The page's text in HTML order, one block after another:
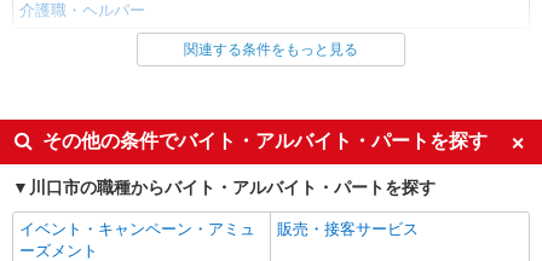
介護職・ヘルパー
同じ雇用形態から川口駅の求人を探す
同じ特徴から川口駅の求人を探す
入社日応相談
未経験歓迎
経験者・有資格者歓迎
新卒・第二新卒歓迎
女性活躍中
関連する条件をもっと見る
その他の条件でバイト・アルバイト・パートを探す
川口市の職種からバイト・アルバイト・パートを探す
イベント・キャンペーン・アミュ
ーズメント
販売・接客サービス